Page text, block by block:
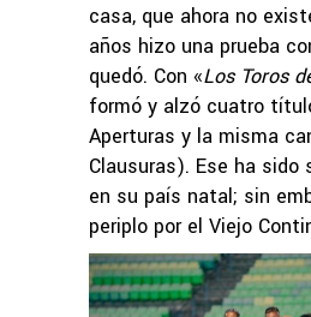
casa, que ahora no
años hizo una prueba
quedó. Con «Los Toros
formó y alzó cuatro
Aperturas y la misma
Clausuras). Ese ha sido
en su país natal; sin
periplo por el Viejo